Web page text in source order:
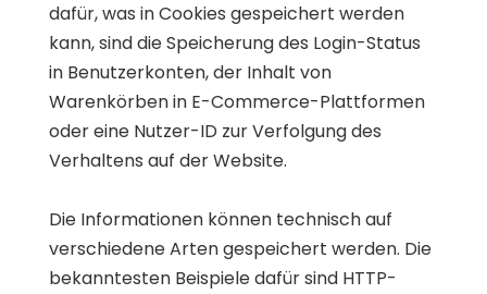
dafür, was in Cookies gespeichert werden
kann, sind die Speicherung des Login-Status
in Benutzerkonten, der Inhalt von
Warenkörben in E-Commerce-Plattformen
oder eine Nutzer-ID zur Verfolgung des
Verhaltens auf der Website.
Die Informationen können technisch auf
verschiedene Arten gespeichert werden. Die
bekanntesten Beispiele dafür sind HTTP-